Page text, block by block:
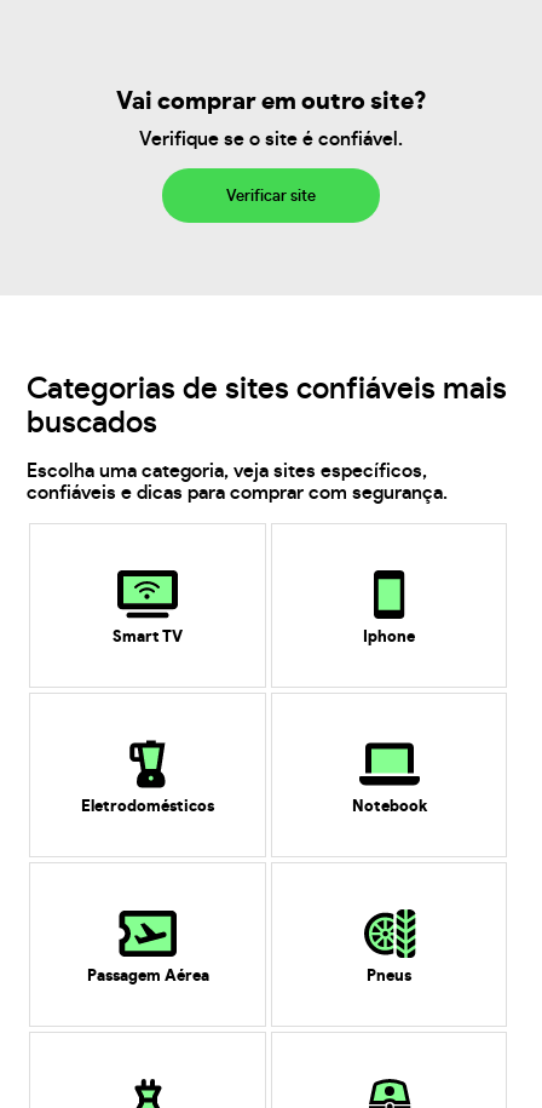
Vai comprar em outro site?
Verifique se o site é confiável.
Verificar site
Categorias de sites confiáveis mais
buscados
Escolha uma categoria, veja sites específicos,
confiáveis e dicas para comprar com segurança.
Smart TV Iphone
Eletrodomésticos Notebook
Passagem Aérea Pneus